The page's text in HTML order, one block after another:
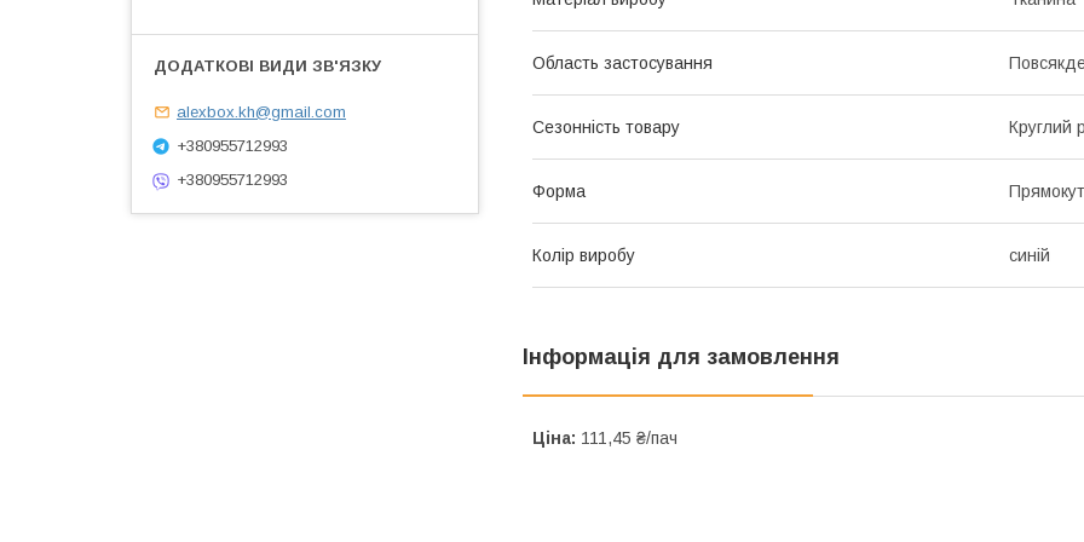
Область застосування
Сезонність товару Круглий
Форма
Колір виробу синій
Інформація для замовлення
Ціна: 111,45 ₴/пач
alexbox.kh@gmail.com
+380955712993
+380955712993